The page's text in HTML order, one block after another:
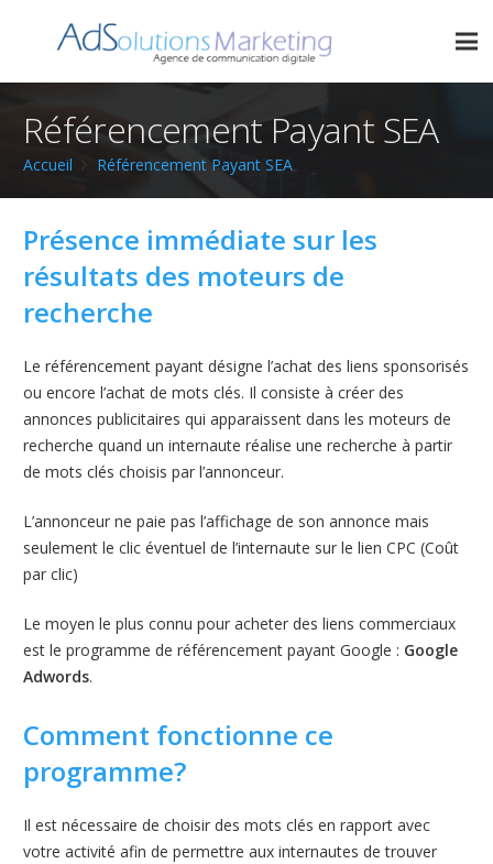
Référencement Payant SEA
Accueil Référencement Payant SEA
Présence immédiate sur les
résultats des moteurs de
recherche
Le référencement payant désigne l’achat des liens sponsorisés
ou encore l’achat de mots clés. Il consiste à créer des
annonces publicitaires qui apparaissent dans les moteurs de
recherche quand un internaute réalise une recherche à partir
de mots clés choisis par l’annonceur.
L’annonceur ne paie pas l’affichage de son annonce mais
seulement le clic éventuel de l’internaute sur le lien CPC (Coût
par clic)
Le moyen le plus connu pour acheter des liens commerciaux
est le programme de référencement payant Google : Google
Adwords.
Comment fonctionne ce
programme?
Il est nécessaire de choisir des mots clés en rapport avec
votre activité afin de permettre aux internautes de trouver